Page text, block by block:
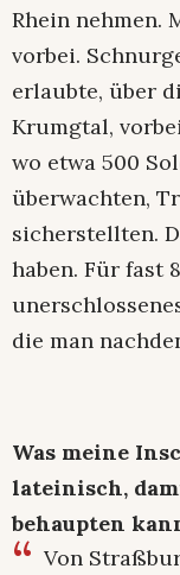
Rhein nehmen.
vorbei.
erlaubte, über
Krumgtal,
wo etwa 500
überwachten,
sicherstellten.
haben. Für fast
die man
Was meine
lateinisch,
behaupten
Von